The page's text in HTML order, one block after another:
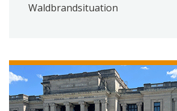
Waldbrandsituation